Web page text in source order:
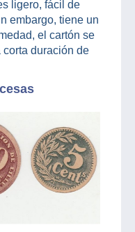
ligero, fácil de
embargo, tiene un
el cartón se
duración de